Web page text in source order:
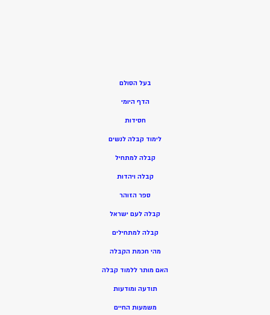
בעל הסולם
הדף היומי
חסידות
לימוד קבלה לנשים
קבלה למתחיל
קבלה ויהדות
ספר הזוהר
קבלה לעם ישראל
קבלה למתחילים
מהי חכמת הקבלה
האם מותר ללמוד קבלה
תודעה ומודעות
משמעות החיים